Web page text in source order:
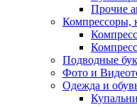
Прочие
Компрессоры,
Подводные
Фото и
Одежда и